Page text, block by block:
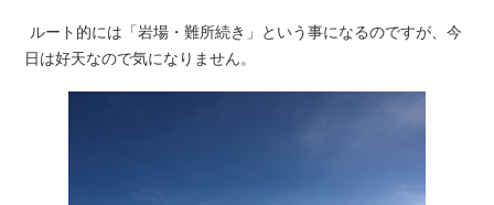
ルート的には「岩場・難所続き」という事になるのですが、今
日は好天なので気になりません。